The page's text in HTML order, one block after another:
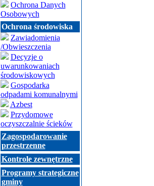
Ochrona Danych
Osobowych
Ochrona środowiska
Zawiadomienia
/Obwieszczenia
Decyzje o
uwarunkowaniach
środowiskowych
Gospodarka
odpadami komunalnymi
Azbest
Przydomowe
oczyszczalnie ścieków
Zagospodarowanie
przestrzenne
Kontrole zewnętrzne
Programy strategiczne
gminy